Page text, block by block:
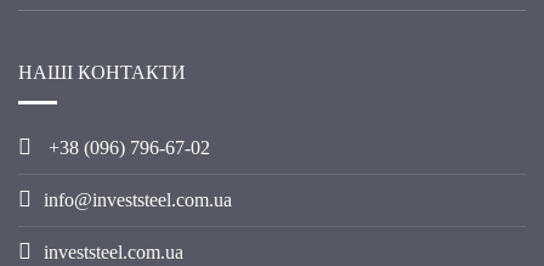
НАШІ КОНТАКТИ
+38 (096) 796-67-02
info@investsteel.com.ua
investsteel.com.ua